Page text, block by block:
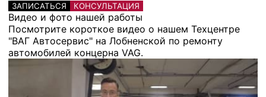
ЗАПИСАТЬСЯ КОНСУЛЬТАЦИЯ
Видео и фото нашей работы
Посмотрите короткое видео о нашем Техцентре
"ВАГ Автосервис" на Лобненской по ремонту
автомобилей концерна VAG.